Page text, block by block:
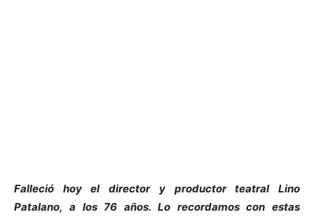
Falleció hoy el director y productor teatral Lino
Patalano, a los 76 años. Lo recordamos con estas